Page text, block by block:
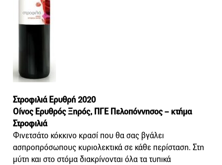
Στροφιλιά Ερυθρή 2020
Οίνος Ερυθρός Ξηρός, ΠΓΕ Πελοπόννησος – κτήμα
Στροφιλιά
Φινετσάτο κόκκινο κρασί που θα σας βγάλει
ασπροπρόσωπους κυριολεκτικά σε κάθε περίσταση. Στη
μύτη και στο στόμα διακρίνονται όλα τα τυπικά